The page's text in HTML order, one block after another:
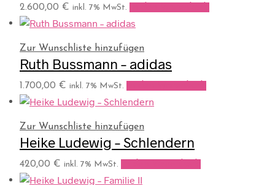
2.600,00 € inkl. 7% MwSt.
Zur Wunschliste hinzufügen
Ruth Bussmann – adidas
1.700,00 € inkl. 7% MwSt.
Zur Wunschliste hinzufügen
Heike Ludewig – Schlendern
420,00 € inkl. 7% MwSt.